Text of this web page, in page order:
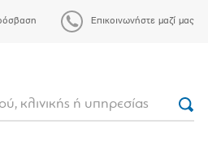
Επικοινωνήστε μαζί μας